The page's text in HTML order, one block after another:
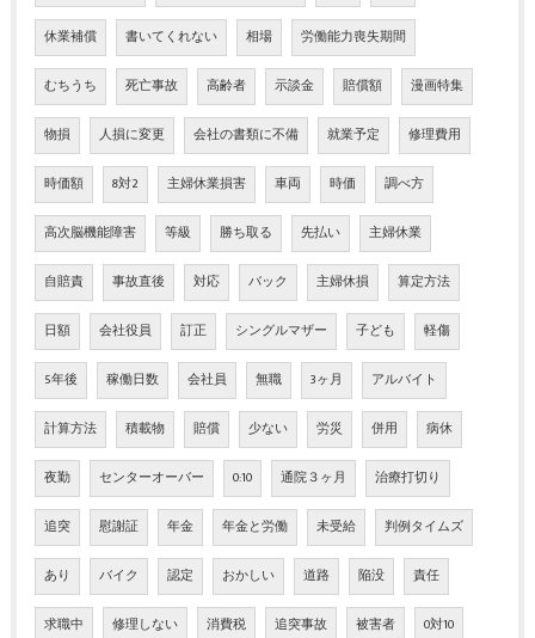
休業補償 書いてくれない 相場 労働能力喪失期間
むちうち 死亡事故 高齢者 示談金 賠償額 漫画特集
物損 人損に変更 会社の書類に不備 就業予定 修理費用
時価額 8対2 主婦休業損害 車両 時価 調べ方
高次脳機能障害 等級 勝ち取る 先払い 主婦休業
自賠責 事故直後 対応 バック 主婦休損 算定方法
日額 会社役員 訂正 シングルマザー 子ども 軽傷
5年後 稼働日数 会社員 無職 3ヶ月 アルバイト
計算方法 積載物 賠償 少ない 労災 併用 病休
夜勤 センターオーバー 0:10 通院３ヶ月 治療打切り
追突 慰謝証 年金 年金と労働 未受給 判例タイムズ
あり バイク 認定 おかしい 道路 陥没 責任
求職中 修理しない 消費税 追突事故 被害者 0対10